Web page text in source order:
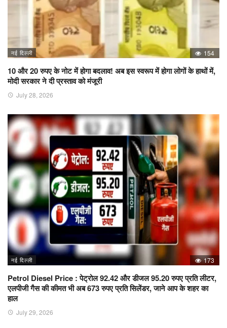
नई दिल्ली 154
10 और 20 रुपए के नोट में होगा बदलाव! अब इस स्वरूप में होगा लोगों के हाथों में,
मोदी सरकार ने दी प्रस्ताव को मंजूरी
July 28, 2026
नई दिल्ली 173
Petrol Diesel Price : पेट्रोल 92.42 और डीजल 95.20 रुपए प्रति लीटर,
एलपीजी गैस की कीमत भी अब 673 रुपए प्रति सिलेंडर, जाने आप के शहर का
हाल
July 29, 2026